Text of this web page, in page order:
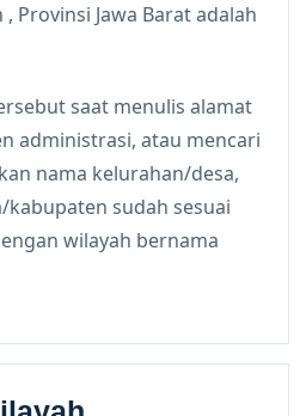
, Provinsi Jawa Barat adalah
saat menulis alamat
administrasi, atau mencari
nama kelurahan/desa,
sudah sesuai
wilayah bernama